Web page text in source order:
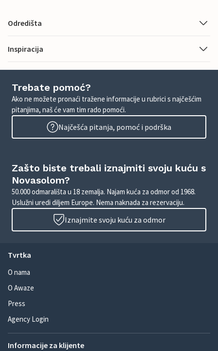
Odredišta
Inspiracija
Trebate pomoć?
Ako ne možete pronaći tražene informacije u rubrici s najčešćim
pitanjima, naš će vam tim rado pomoći.
Najčešća pitanja, pomoć i podrška
Zašto biste trebali iznajmiti svoju kuću s
Novasolom?
50.000 odmarališta u 18 zemalja. Najam kuća za odmor od 1968.
Uslužni uredi diljem Europe. Nema naknada za rezervaciju.
Iznajmite svoju kuću za odmor
Tvrtka
O nama
O Awaze
Press
Agency Login
Informacije za klijente